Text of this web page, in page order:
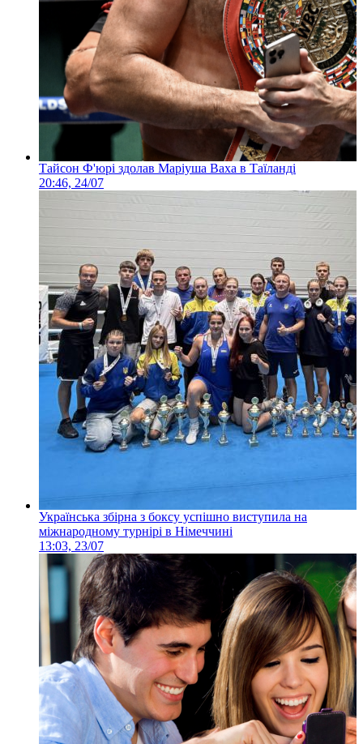
Тайсон Ф'юрі здолав Маріуша Ваха в Таїланді
20:46, 24/07
Українська збірна з боксу успішно виступила на
міжнародному турнірі в Німеччині
13:03, 23/07